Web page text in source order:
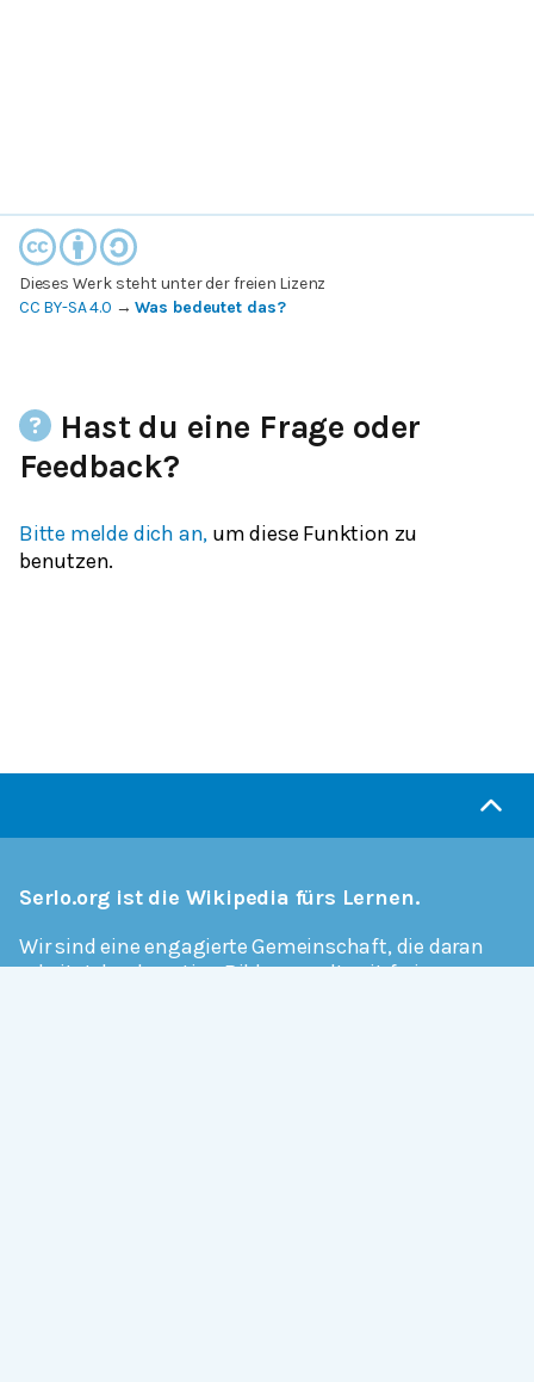
Dieses Werk steht unter der freien Lizenz
CC BY-SA 4.0 →Was bedeutet das?
Hast du eine Frage oder
Feedback?
Bitte melde dich an, um diese Funktion zu
benutzen.
Serlo.org ist die Wikipedia fürs Lernen.
Wir sind eine engagierte Gemeinschaft, die daran
arbeitet, hochwertige Bildung weltweit frei